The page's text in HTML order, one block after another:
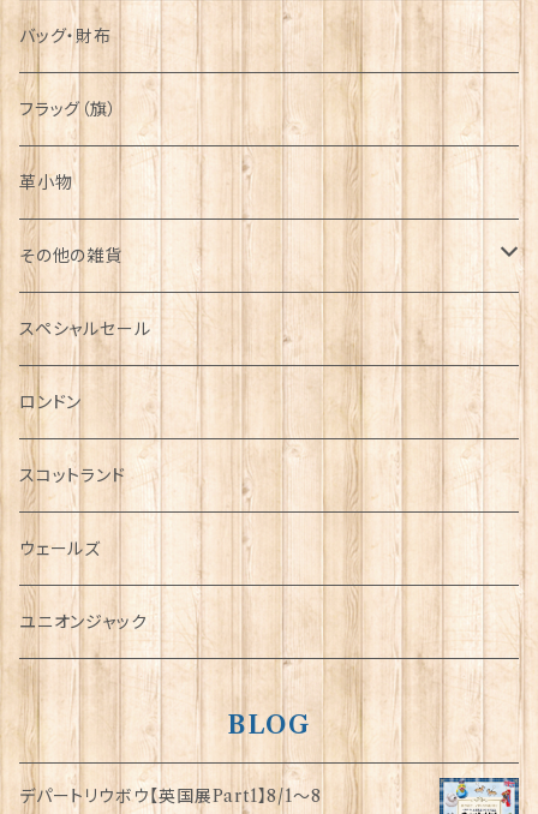
バッグ・財布
フラッグ（旗）
革小物
その他の雑貨
ミニカー
チャーム
犬グッズ
傘
指貫(シンブル)
スペシャルセール
ロンドン
スコットランド
ウェールズ
ユニオンジャック
BLOG
デパートリウボウ【英国展Part1】8/1〜8